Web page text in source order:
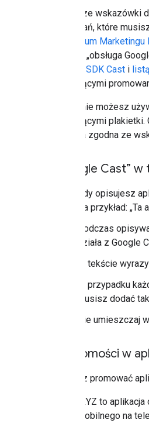
Poniższe wskazówki
wymagań, które
Centrum
terminu „obsługa
pakietu SDK Cast i
dotyczącymi
Podobnie możesz
dotyczącymi
jest ona zgodna ze
„Google Cast”
Gdy opisujesz
Na przykład:
Podczas
działa z Google
W tekście
W przypadku
musisz dodać
Nie umieszczaj
Wiadomości w
Możesz promować
„XYZ to
mobilnego na